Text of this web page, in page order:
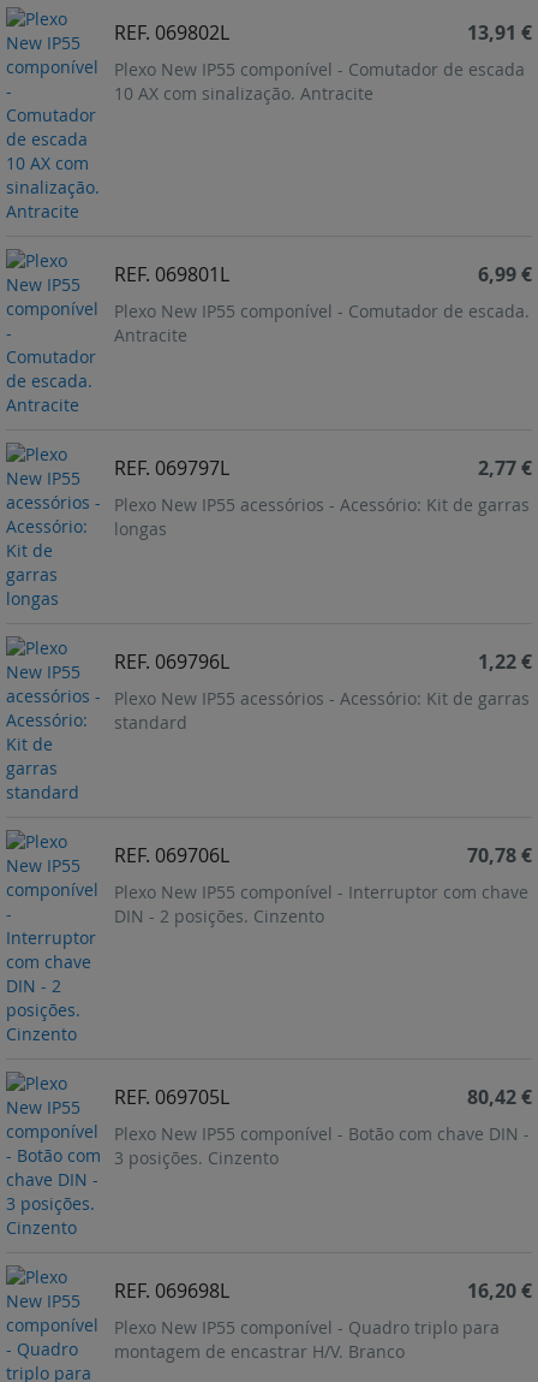
REF. 069802L
Plexo New IP55 componível - Comutador de escada
10 AX com sinalização. Antracite
13,91 €
REF. 069801L
Plexo New IP55 componível - Comutador de escada.
Antracite
6,99 €
REF. 069797L
Plexo New IP55 acessórios - Acessório: Kit de garras
longas
2,77 €
REF. 069796L
Plexo New IP55 acessórios - Acessório: Kit de garras
standard
1,22 €
REF. 069706L
Plexo New IP55 componível - Interruptor com chave
DIN - 2 posições. Cinzento
70,78 €
REF. 069705L
Plexo New IP55 componível - Botão com chave DIN -
3 posições. Cinzento
80,42 €
REF. 069698L
Plexo New IP55 componível - Quadro triplo para
montagem de encastrar H/V. Branco
16,20 €